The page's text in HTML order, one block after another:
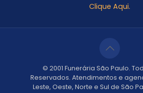
Clique Aqui.
© 2001 Funerária São Paulo.
Reservados. Atendimentos e
Leste, Oeste, Norte e Sul de São